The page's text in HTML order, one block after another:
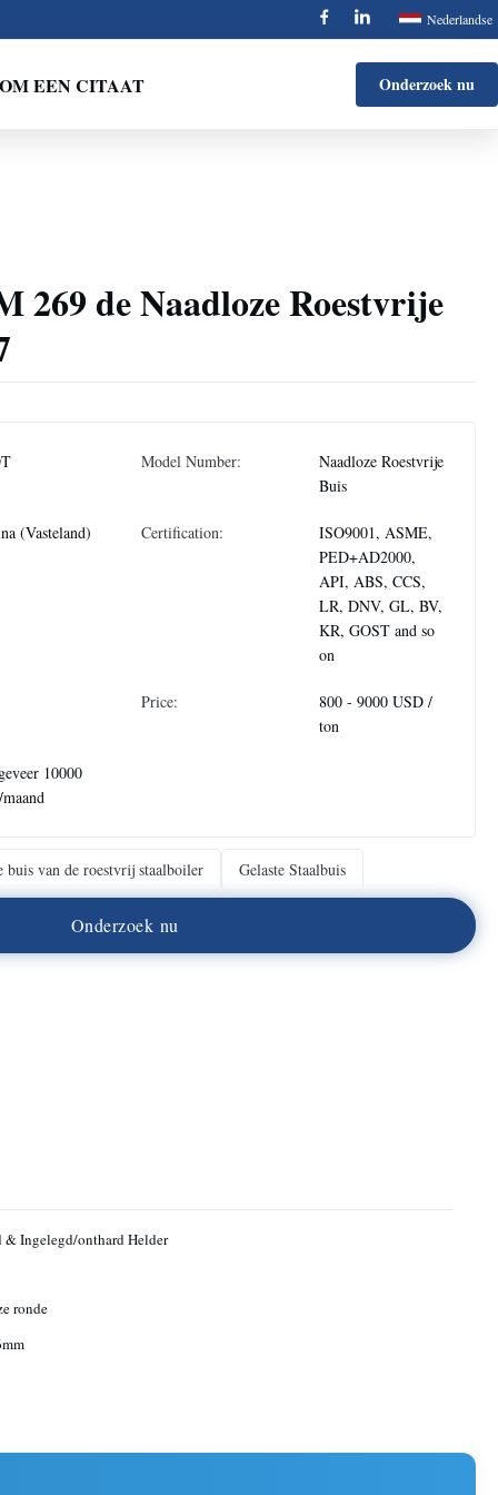
Nederlandse
EEN CITAAT Onderzoek nu
269 de Naadloze Roestvrije
Model Number:
Naadloze Roestvrije
Buis
(Vasteland) Certification:
ISO9001, ASME,
PED+AD2000,
API, ABS, CCS,
LR, DNV, GL, BV,
KR, GOST and so
on
Price:
800 - 9000 USD /
ton
10000
buis van de roestvrij staalboiler Gelaste Staalbuis
Onderzoek nu
& Ingelegd/onthard Helder
ronde